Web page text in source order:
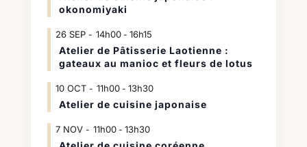
okonomiyaki
26 SEP 14h00- 16h15
Atelier de Pâtisserie Laotienne :
gateaux au manioc et fleurs de lotus
10 OCT 11h00- 13h30
Atelier de cuisine japonaise
7 NOV 11h00- 13h30